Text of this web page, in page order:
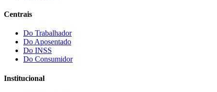
Centrais
Do Trabalhador
Do Aposentado
Do INSS
Do Consumidor
Institucional